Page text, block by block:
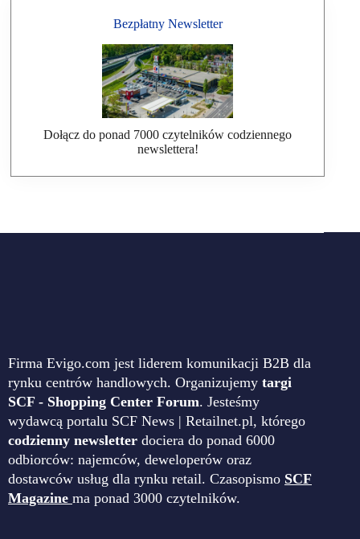
Bezpłatny Newsletter
Dołącz do ponad 7000 czytelników codziennego
newslettera!
Firma Evigo.com jest liderem komunikacji B2B dla
rynku centrów handlowych. Organizujemy targi
SCF - Shopping Center Forum. Jesteśmy
wydawcą portalu SCF News | Retailnet.pl, którego
codzienny newsletter dociera do ponad 6000
odbiorców: najemców, deweloperów oraz
dostawców usług dla rynku retail. Czasopismo SCF
Magazine ma ponad 3000 czytelników.